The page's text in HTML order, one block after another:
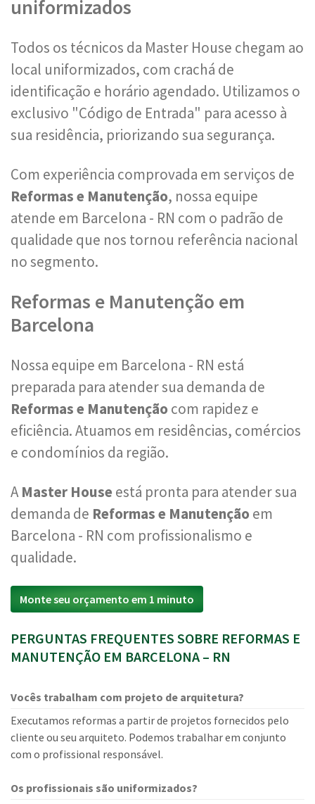
uniformizados
Todos os técnicos da Master House chegam ao
local uniformizados, com crachá de
identificação e horário agendado. Utilizamos o
exclusivo "Código de Entrada" para acesso à
sua residência, priorizando sua segurança.
Com experiência comprovada em serviços de
Reformas e Manutenção, nossa equipe
atende em Barcelona - RN com o padrão de
qualidade que nos tornou referência nacional
no segmento.
Reformas e Manutenção em
Barcelona
Nossa equipe em Barcelona - RN está
preparada para atender sua demanda de
Reformas e Manutenção com rapidez e
eficiência. Atuamos em residências, comércios
e condomínios da região.
AMaster House está pronta para atender sua
demanda de Reformas e Manutenção em
Barcelona - RN com profissionalismo e
qualidade.
Monte seu orçamento em 1 minuto
PERGUNTAS FREQUENTES SOBRE REFORMAS E
MANUTENÇÃO EM BARCELONA – RN
Vocês trabalham com projeto de arquitetura?
Executamos reformas a partir de projetos fornecidos pelo
cliente ou seu arquiteto. Podemos trabalhar em conjunto
com o profissional responsável.
Os profissionais são uniformizados?